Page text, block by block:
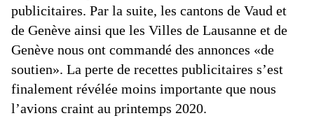
publicitaires. Par la suite, les cantons de Vaud et
de Genève ainsi que les Villes de Lausanne et de
Genève nous ont commandé des annonces «de
soutien». La perte de recettes publicitaires s’est
finalement révélée moins importante que nous
l’avions craint au printemps 2020.